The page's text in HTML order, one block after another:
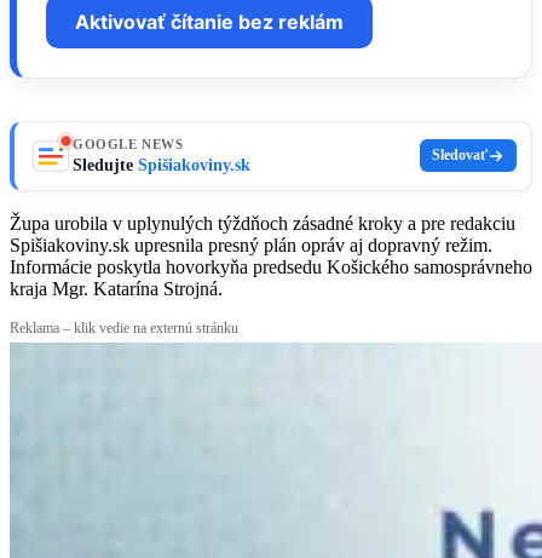
Aktivovať čítanie bez reklám
GOOGLE NEWS
Sledujte Spišiakoviny.sk
Sledovať
Župa urobila v uplynulých týždňoch zásadné kroky a pre redakciu
Spišiakoviny.sk upresnila presný plán opráv aj dopravný režim.
Informácie poskytla hovorkyňa predsedu Košického samosprávneho
kraja Mgr. Katarína Strojná.
Reklama – klik vedie na externú stránku